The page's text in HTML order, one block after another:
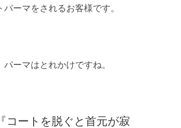
パーマをされるお客様です。
パーマはとれかけですね。
『コートを脱ぐと首元が寂